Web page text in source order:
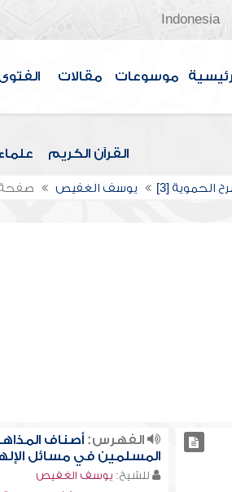
Indonesia
موسوعات مقالات
القرآن الكريم
الحموية [3] يوسف الغفيص
الفهرس: أصناف
المسلمين في مسائل
للشيخ: يوسف الغفيص